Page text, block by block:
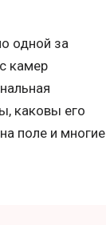
одной за
камер
каковы его
поле и многие